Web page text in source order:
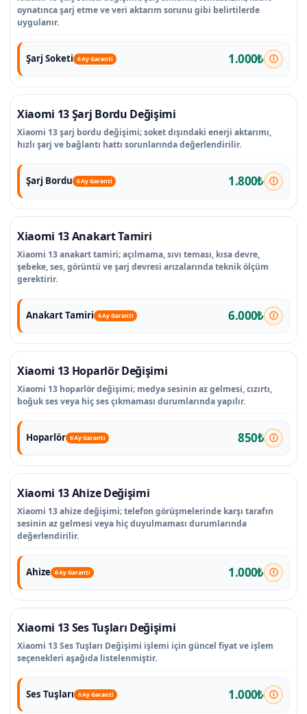
oynatınca şarj etme ve veri aktarım sorunu gibi belirtilerde
uygulanır.
Şarj Soketi 6 Ay Garanti 1.000₺
Xiaomi 13 Şarj Bordu Değişimi
Xiaomi 13 şarj bordu değişimi; soket dışındaki enerji aktarımı,
hızlı şarj ve bağlantı hattı sorunlarında değerlendirilir.
Şarj Bordu 6 Ay Garanti 1.800₺
Xiaomi 13 Anakart Tamiri
Xiaomi 13 anakart tamiri; açılmama, sıvı teması, kısa devre,
şebeke, ses, görüntü ve şarj devresi arızalarında teknik ölçüm
gerektirir.
Anakart Tamiri 6 Ay Garanti 6.000₺
Xiaomi 13 Hoparlör Değişimi
Xiaomi 13 hoparlör değişimi; medya sesinin az gelmesi, cızırtı,
boğuk ses veya hiç ses çıkmaması durumlarında yapılır.
Hoparlör 6 Ay Garanti 850₺
Xiaomi 13 Ahize Değişimi
Xiaomi 13 ahize değişimi; telefon görüşmelerinde karşı tarafın
sesinin az gelmesi veya hiç duyulmaması durumlarında
değerlendirilir.
Ahize 6 Ay Garanti 1.000₺
Xiaomi 13 Ses Tuşları Değişimi
Xiaomi 13 Ses Tuşları Değişimi işlemi için güncel fiyat ve işlem
seçenekleri aşağıda listelenmiştir.
Ses Tuşları 6 Ay Garanti 1.000₺